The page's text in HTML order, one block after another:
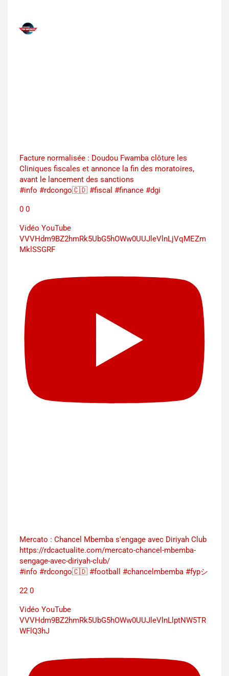
Facture normalisée : Doudou Fwamba clôture les
Cliniques fiscales et annonce la fin des moratoires,
avant le lancement des sanctions
#info #rdcongo🇨🇩 #fiscal #finance #dgi
0 0
Vidéo YouTube
VVVHdm9BZ2hmRk5UbG5hOWw0UUJleVlnLjVqMEZm
MklSSGRF
Mercato : Chancel Mbemba s'engage avec Diriyah Club
https://rdcactualite.com/mercato-chancel-mbemba-
sengage-avec-diriyah-club/
#info #rdcongo🇨🇩 #football #chancelmbemba #fypシ
22 0
Vidéo YouTube
VVVHdm9BZ2hmRk5UbG5hOWw0UUJleVlnLlptNW5TR
WFlQ3hJ